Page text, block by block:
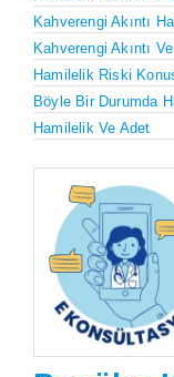
Kahverengi Akıntı
Kahverengi Akıntı
Hamilelik Riski
Böyle Bir Durumda
Hamilelik Ve Adet